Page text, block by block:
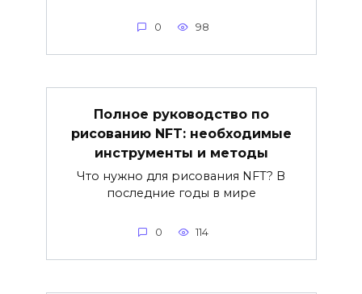
0 98
Полное руководство по
рисованию NFT: необходимые
инструменты и методы
Что нужно для рисования NFT? В
последние годы в мире
0 114